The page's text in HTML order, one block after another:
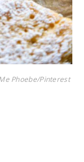
Phoebe/Pinterest